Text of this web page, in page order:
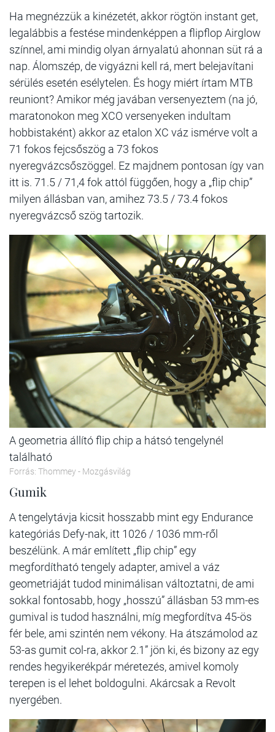
Ha megnézzük a kinézetét, akkor rögtön instant get,
legalábbis a festése mindenképpen a flipflop Airglow
színnel, ami mindig olyan árnyalatú ahonnan süt rá a
nap. Álomszép, de vigyázni kell rá, mert belejavítani
sérülés esetén esélytelen. És hogy miért írtam MTB
reuniont? Amikor még javában versenyeztem (na jó,
maratonokon meg XCO versenyeken indultam
hobbistaként) akkor az etalon XC váz ismérve volt a
71 fokos fejcsőszög a 73 fokos
nyeregvázcsőszöggel. Ez majdnem pontosan így van
itt is. 71.5 / 71,4 fok attól függően, hogy a „flip chip”
milyen állásban van, amihez 73.5 / 73.4 fokos
nyeregvázcső szög tartozik.
A geometria állító flip chip a hátsó tengelynél
található
Forrás: Thommey - Mozgásvilág
Gumik
A tengelytávja kicsit hosszabb mint egy Endurance
kategóriás Defy-nak, itt 1026 / 1036 mm-ről
beszélünk. A már említett „flip chip” egy
megfordítható tengely adapter, amivel a váz
geometriáját tudod minimálisan változtatni, de ami
sokkal fontosabb, hogy „hosszú” állásban 53 mm-es
gumival is tudod használni, míg megfordítva 45-ös
fér bele, ami szintén nem vékony. Ha átszámolod az
53-as gumit col-ra, akkor 2.1” jön ki, és bizony az egy
rendes hegyikerékpár méretezés, amivel komoly
terepen is el lehet boldogulni. Akárcsak a Revolt
nyergében.